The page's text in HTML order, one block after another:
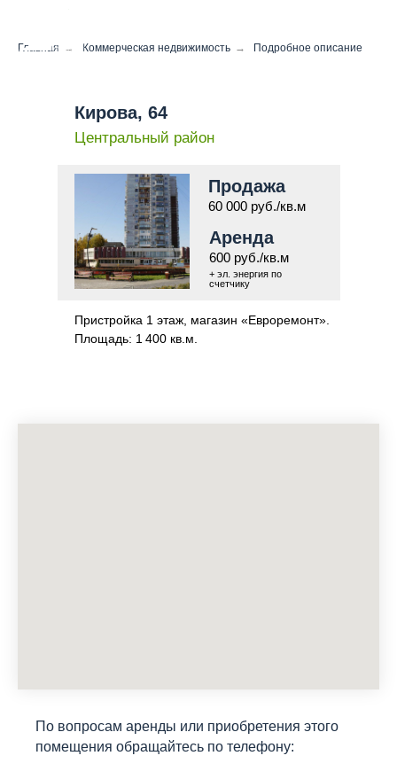
Главная → Коммерческая недвижимость → Подробное описание
Кирова, 64
Продажа
Аренда
Пристройка 1 этаж, магазин «Евроремонт».
Площадь: 1 400 кв.м.
60 000 руб./кв.м
600 руб./кв.м
Центральный район
+ эл. энергия по
счетчику
По вопросам аренды или приобретения этого
помещения обращайтесь по телефону: